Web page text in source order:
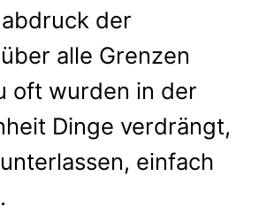
der
alle Grenzen
oft wurden in der
Dinge verdrängt,
einfach